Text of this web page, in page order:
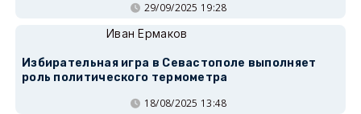
29/09/2025 19:28
Иван Ермаков
Избирательная игра в Севастополе выполняет
роль политического термометра
18/08/2025 13:48